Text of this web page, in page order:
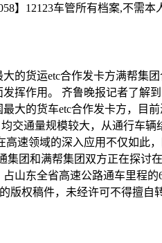
】12123车管所有档案,不需
的货运etc合作发卡方满帮
挥作用。 齐鲁晚报记者了
大的货车etc合作发卡方，目
交通量规模较大，从通行车
速领域的深入应用不仅如此
团和满帮集团双方正在探
山东全省高速公路通车里程
版权稿件，未经许可不得擅自